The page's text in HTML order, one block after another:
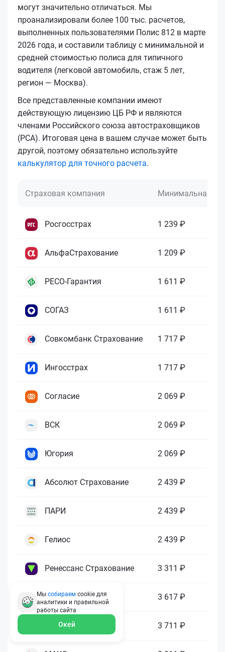
могут значительно отличаться. Мы
проанализировали более 100 тыс. расчетов,
выполненных пользователями Полис 812 в марте
2026 года, и составили таблицу с минимальной и
средней стоимостью полиса для типичного
водителя (легковой автомобиль, стаж 5 лет,
регион — Москва).
Все представленные компании имеют
действующую лицензию ЦБ РФ и являются
членами Российского союза автостраховщиков
(РСА). Итоговая цена в вашем случае может быть
другой, поэтому обязательно используйте
калькулятор для точного расчета.
Страховая компания Минимальная
Росгосстрах 1 239 ₽
АльфаСтрахование 1 209 ₽
РЕСО-Гарантия 1 611 ₽
СОГАЗ 1 611 ₽
Совкомбанк Страхование 1 717 ₽
Ингосстрах 1 717 ₽
Согласие 2 069 ₽
ВСК 2 069 ₽
Югория 2 069 ₽
Абсолют Страхование 2 439 ₽
ПАРИ 2 439 ₽
Гелиос 2 439 ₽
Ренессанс Страхование 3 311 ₽
Зетта Страхование 3 617 ₽
ГАЙДЕ 3 711 ₽
Мы собираем cookie для
аналитики и правильной
работы сайта
Окей